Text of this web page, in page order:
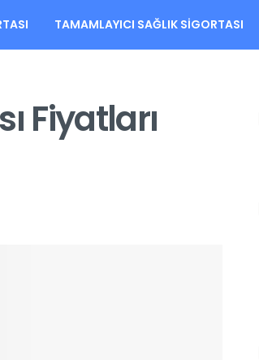
TAMAMLAYICI SAĞLIK SIGORTASI
Fiyatları